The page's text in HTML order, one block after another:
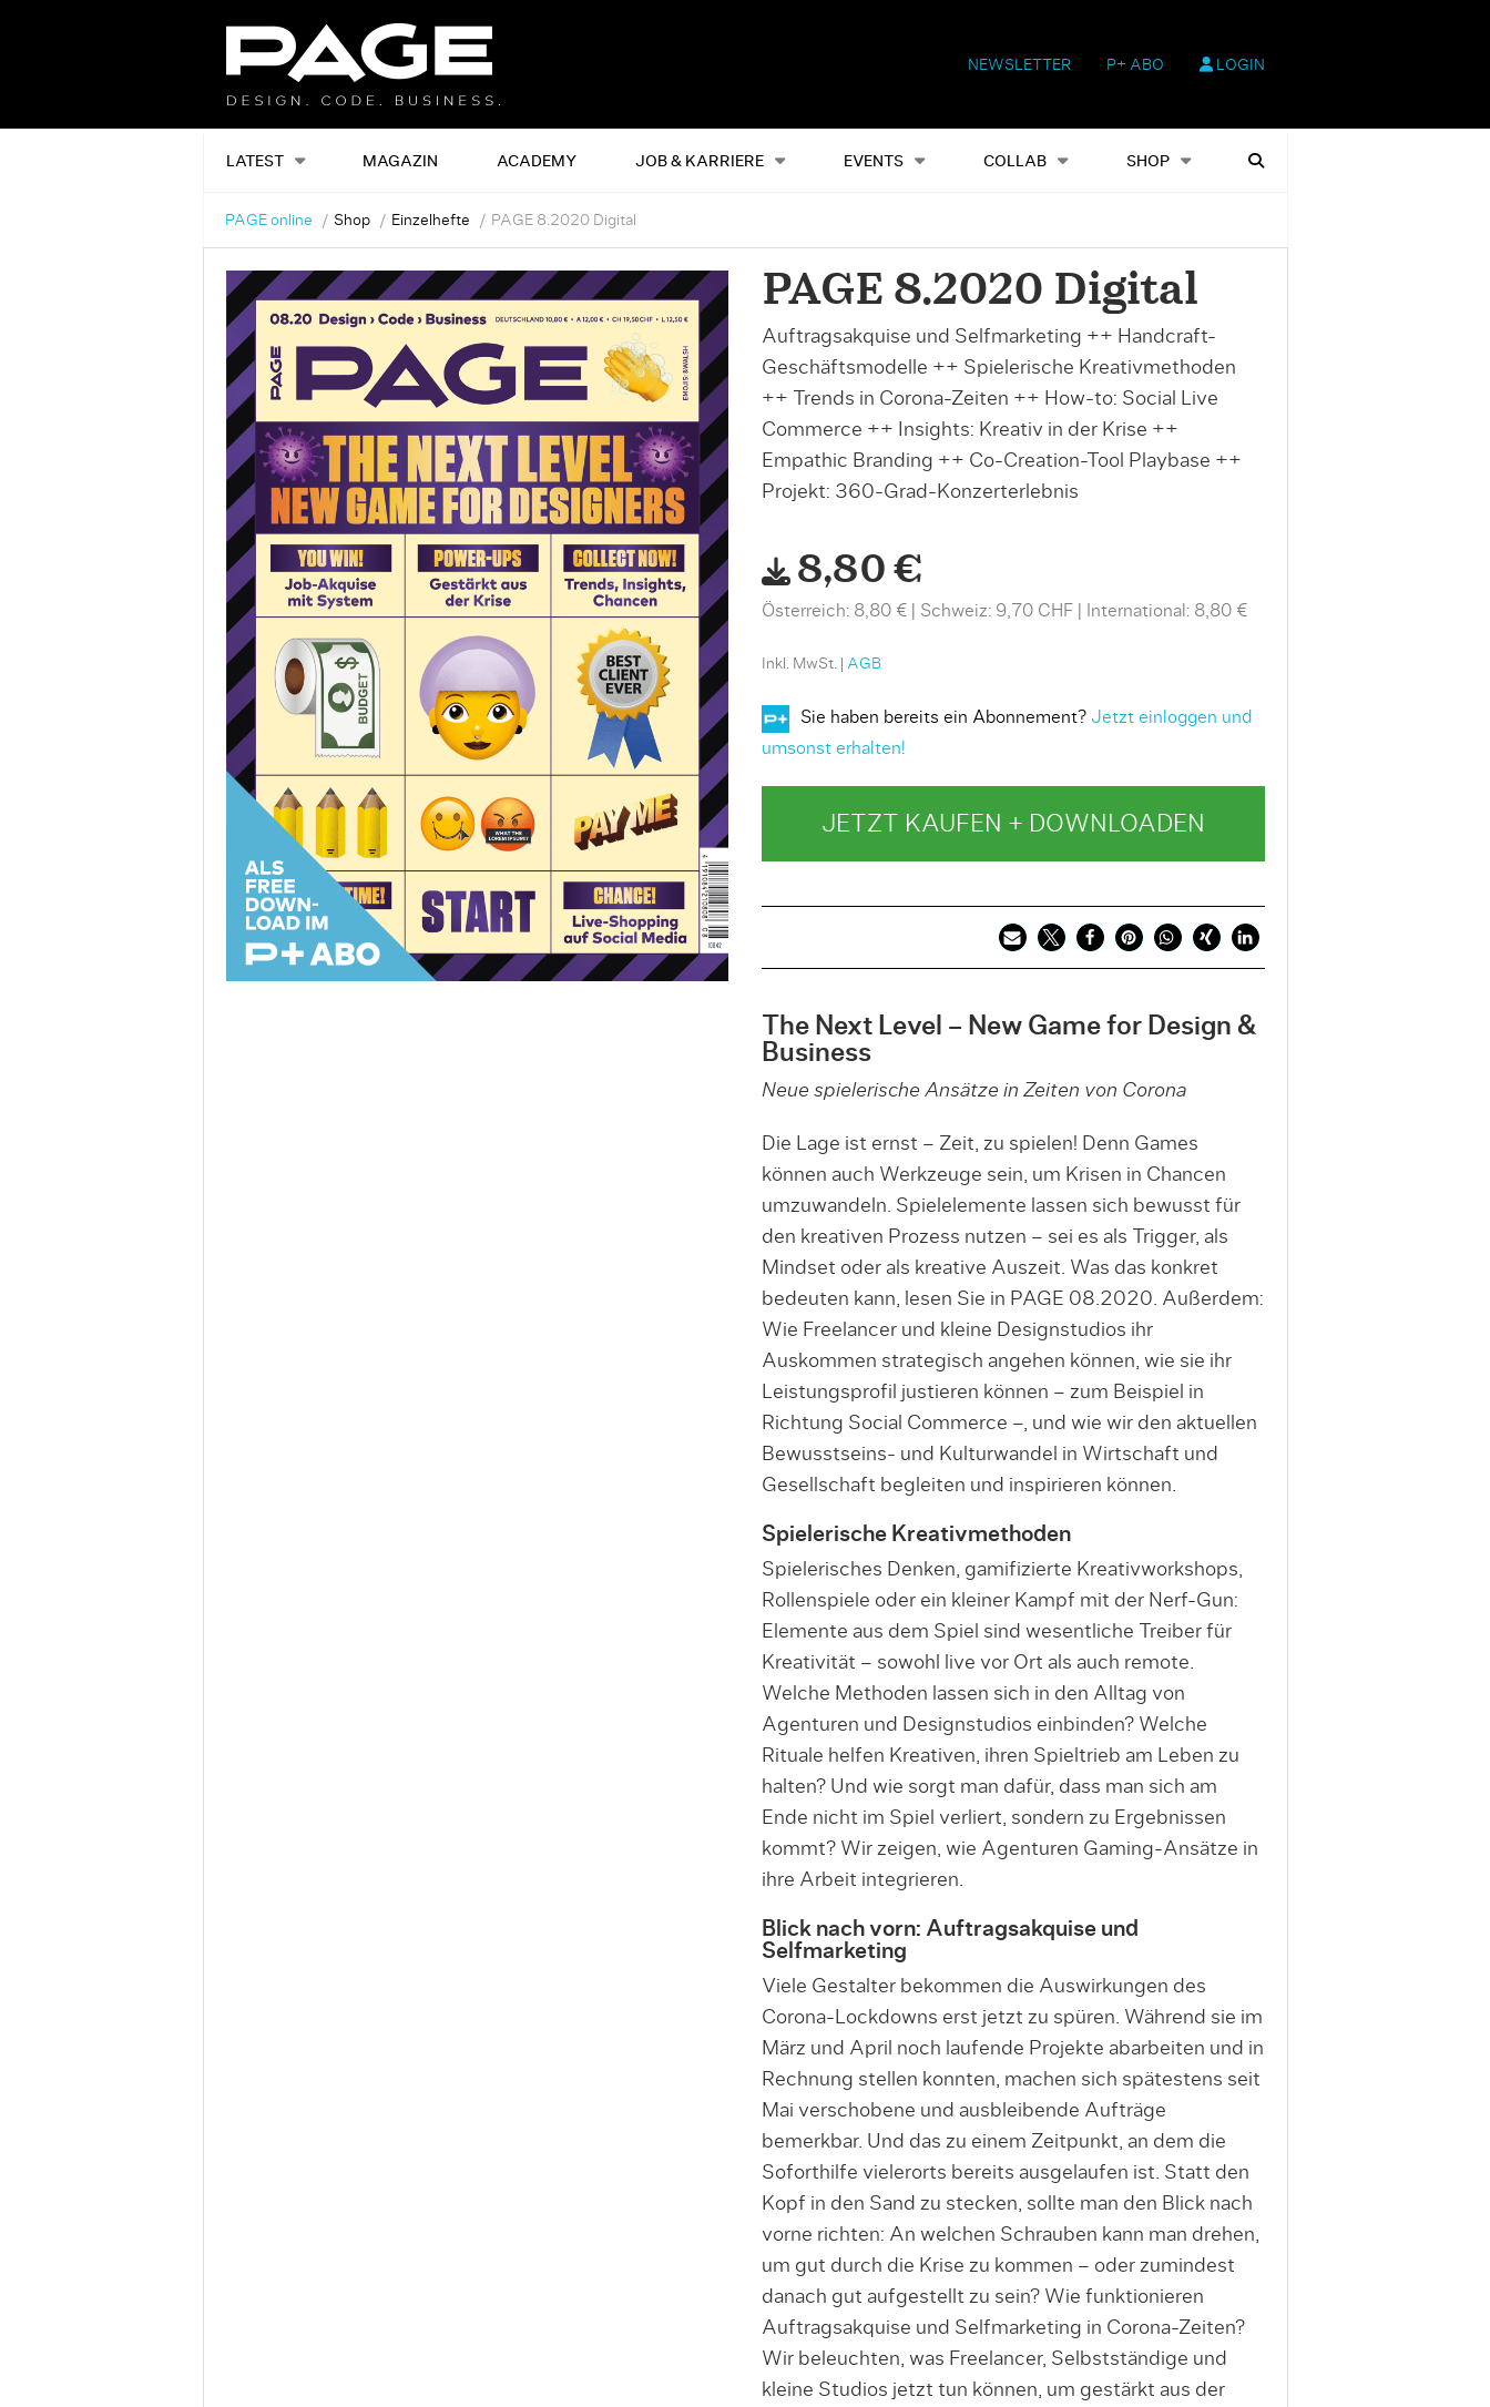
NEWSLETTER P+ ABO LOGIN
LATEST MAGAZIN ACADEMY JOB & KARRIERE EVENTS COLLAB SHOP
Alles Events Shop Heftausgaben Suchen
PAGE online Shop Einzelhefte PAGE 8.2020 Digital
PAGE 8.2020 Digital
Auftragsakquise und Selfmarketing ++ Handcraft-
Geschäftsmodelle ++ Spielerische Kreativmethoden
++ Trends in Corona-Zeiten ++ How-to: Social Live
Commerce ++ Insights: Kreativ in der Krise ++
Empathic Branding ++ Co-Creation-Tool Playbase ++
Projekt: 360-Grad-Konzerterlebnis
8,80 €
Österreich: 8,80 € Schweiz: 9,70 CHF International: 8,80 €
Inkl. MwSt. | AGB
Sie haben bereits ein Abonnement? Jetzt einloggen und
umsonst erhalten!
JETZT KAUFEN + DOWNLOADEN
The Next Level – New Game for Design &
Business
Neue spielerische Ansätze in Zeiten von Corona
Die Lage ist ernst – Zeit, zu spielen! Denn Games
können auch Werkzeuge sein, um Krisen in Chancen
umzuwandeln. Spielelemente lassen sich bewusst für
den kreativen Prozess nutzen – sei es als Trigger, als
Mindset oder als kreative Auszeit. Was das konkret
bedeuten kann, lesen Sie in PAGE 08.2020. Außerdem:
Wie Freelancer und kleine Designstudios ihr
Auskommen strategisch angehen können, wie sie ihr
Leistungsprofil justieren können – zum Beispiel in
Richtung Social Commerce –, und wie wir den aktuellen
Bewusstseins- und Kulturwandel in Wirtschaft und
Gesellschaft begleiten und inspirieren können.
Spielerische Kreativmethoden
Spielerisches Denken, gamifizierte Kreativworkshops,
Rollenspiele oder ein kleiner Kampf mit der Nerf-Gun:
Elemente aus dem Spiel sind wesentliche Treiber für
Kreativität – sowohl live vor Ort als auch remote.
Welche Methoden lassen sich in den Alltag von
Agenturen und Designstudios einbinden? Welche
Rituale helfen Kreativen, ihren Spieltrieb am Leben zu
halten? Und wie sorgt man dafür, dass man sich am
Ende nicht im Spiel verliert, sondern zu Ergebnissen
kommt? Wir zeigen, wie Agenturen Gaming-Ansätze in
ihre Arbeit integrieren.
Blick nach vorn: Auftragsakquise und
Selfmarketing
Viele Gestalter bekommen die Auswirkungen des
Corona-Lockdowns erst jetzt zu spüren. Während sie im
März und April noch laufende Projekte abarbeiten und in
Rechnung stellen konnten, machen sich spätestens seit
Mai verschobene und ausbleibende Aufträge
bemerkbar. Und das zu einem Zeitpunkt, an dem die
Soforthilfe vielerorts bereits ausgelaufen ist. Statt den
Kopf in den Sand zu stecken, sollte man den Blick nach
vorne richten: An welchen Schrauben kann man drehen,
um gut durch die Krise zu kommen – oder zumindest
danach gut aufgestellt zu sein? Wie funktionieren
Auftragsakquise und Selfmarketing in Corona-Zeiten?
Wir beleuchten, was Freelancer, Selbstständige und
kleine Studios jetzt tun können, um gestärkt aus der